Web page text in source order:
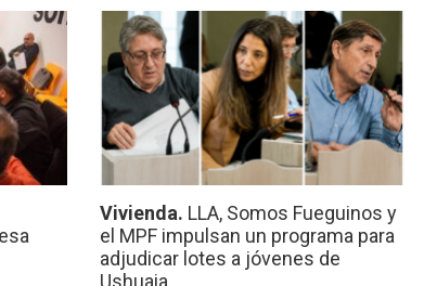
Vivienda. LLA, Somos Fueguinos y
el MPF impulsan un programa para
adjudicar lotes a jóvenes de
Ushuaia